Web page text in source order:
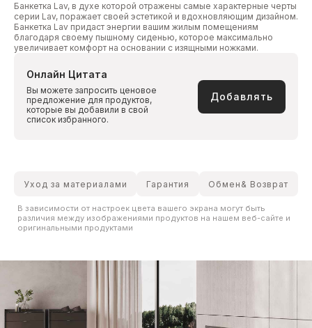
Банкетка Lav, в духе которой отражены самые характерные черты
серии Lav, поражает своей эстетикой и вдохновляющим дизайном.
Банкетка Lav придаст энергии вашим жилым помещениям
благодаря своему пышному сиденью, которое максимально
увеличивает комфорт на основании с изящными ножками.
Онлайн Цитата
Вы можете запросить ценовое
предложение для продуктов,
которые вы добавили в свой
список избранного.
Добавлять
Уход за материалами Гарантия Обмен& Возврат
В зависимости от настроек цвета вашего экрана могут быть
различия между изображениями продуктов на нашем веб-сайте и
оригинальными продуктами